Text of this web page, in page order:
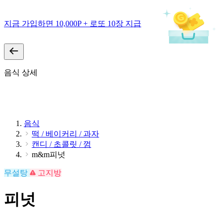
지금 가입하면 10,000P + 로또 10장 지급
음식 상세
음식
떡 / 베이커리 / 과자
캔디 / 초콜릿 / 껌
m&m피넛
무설탕 고지방
피넛